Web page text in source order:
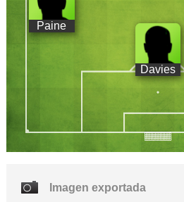
Paine
Davies
Imagen exportada